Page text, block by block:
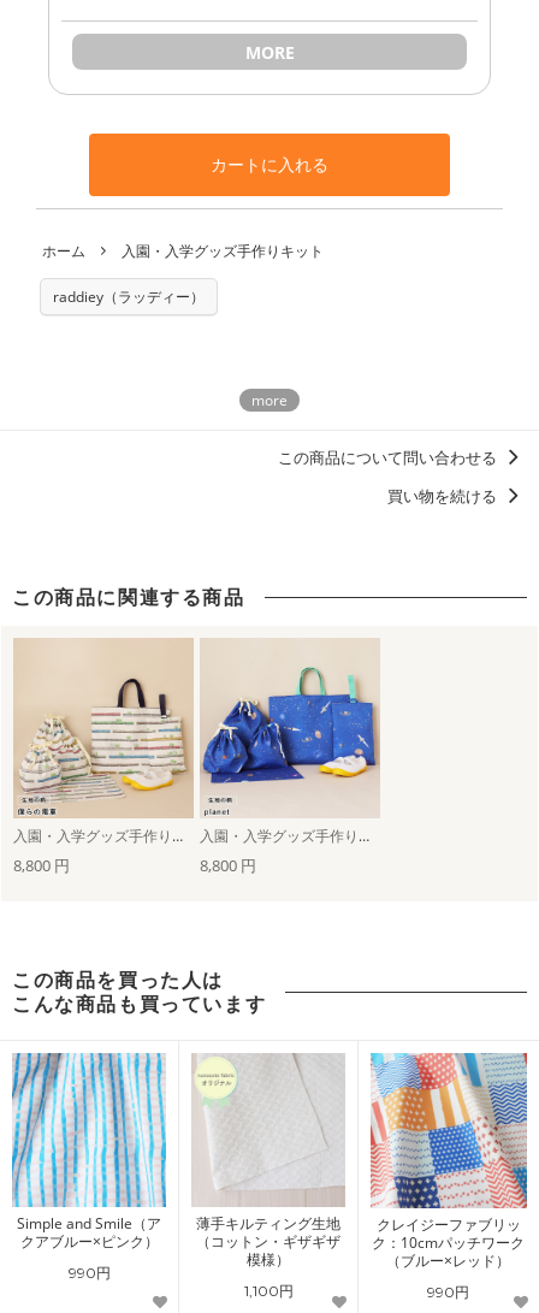
MORE
カートに入れる
ホーム 入園・入学グッズ手作りキット
raddiey（ラッディー）
この商品について問い合わせる
買い物を続ける
この商品に関連する商品
入園・入学グッズ手作りキット（６点セット）僕らの電車 入園・入学グッズ手作りキット（６点セット）planet
8,800 円 8,800 円
この商品を買った人は
こんな商品も買っています
Simple and Smile（ア
クアブルー×ピンク）
990円
薄手キルティング生地
（コットン・ギザギザ
模様）
1,100円
クレイジーファブリッ
ク：10cmパッチワーク
（ブルー×レッド）
990円